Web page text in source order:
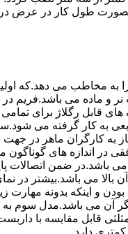
به مخاطب می دهد.که
نر و ماده می باشد.فریم
های قابل رگلاژ برای
در دو شکل مثلثی یا مربعی به
به کارگران ماهر در
در اندازه های گوناگون
باشد.در ضمن اتصالات
می باشد.بیشتر در
و اینکه بدونه مهارت
آن می باشد.مدل
قابل مقایسه با